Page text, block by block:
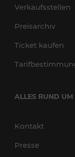
Verkaufsstellen
Preisarchiv
Ticket kaufen
ALLES RUND UM
Kontakt
Presse